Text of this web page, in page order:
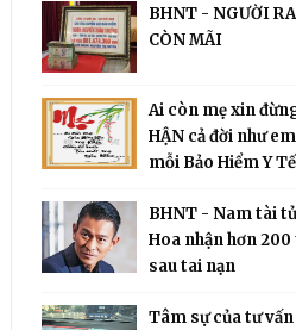
BHNT - NGƯỜI
CÒN MÃI
Ai còn mẹ xin
HẬN cả đời như
mỗi Bảo Hiểm Y
BHNT - Nam tài
Hoa nhận hơn
sau tai nạn
Tâm sự của tư